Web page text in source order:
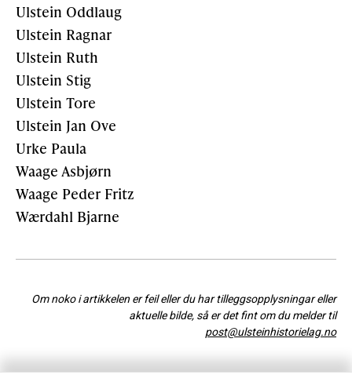
Ulstein Oddlaug
Ulstein Ragnar
Ulstein Ruth
Ulstein Stig
Ulstein Tore
Ulstein Jan Ove
Urke Paula
Waage Asbjørn
Waage Peder Fritz
Wærdahl Bjarne
Om noko i artikkelen er feil eller du har tilleggsopplysningar eller
aktuelle bilde, så er det fint om du melder til
post@ulsteinhistorielag.no